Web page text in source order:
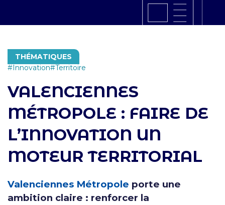
THÉMATIQUES
Innovation
Territoire
VALENCIENNES
MÉTROPOLE : FAIRE DE
L’INNOVATION UN
MOTEUR TERRITORIAL
Valenciennes Métropole porte une
ambition claire : renforcer la